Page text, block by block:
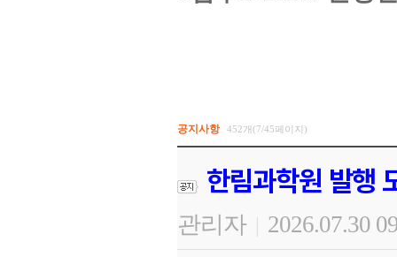
공지사항 452개(7/45페이지)
한림과학원 발행
관리자 | 2026.07.30